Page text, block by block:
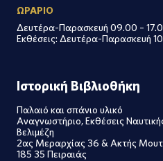
ΩΡΑΡΙΟ
Δευτέρα-Παρασκευή 09.00 –
Εκθέσεις: Δευτέρα-Παρασκευή
Ιστορική Βιβλιοθήκη
Παλαιό και σπάνιο υλικό
Αναγνωστήριο, Εκθέσεις
Βελιμέζη
2ας Μεραρχίας 36 & Ακτής
185 35 Πειραιάς